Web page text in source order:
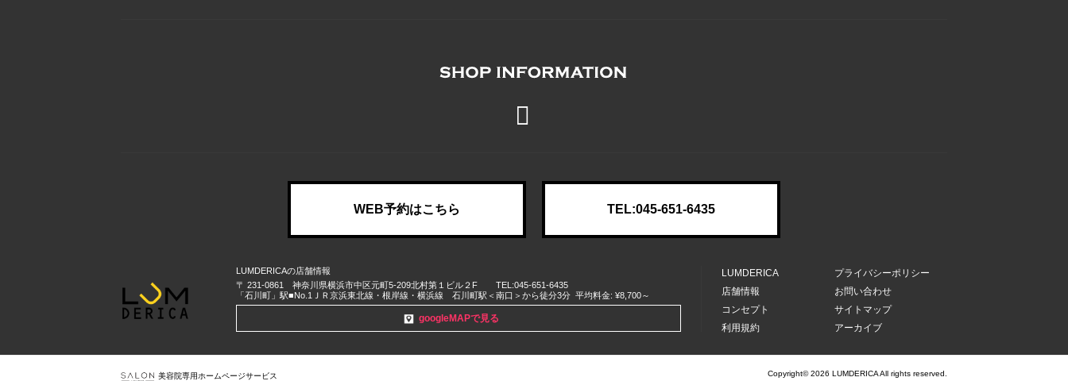
WEB予約はこちら TEL:045-651-6435
LUMDERICAの店舗情報
〒 231-0861 神奈川県横浜市中区元町5-209北村第１ビル２F
TEL:045-651-6435
「石川町」駅■No.1ＪＲ京浜東北線・根岸線・横浜線 石川町駅＜南口＞から徒分3分 平均料金: ¥8,700～
googleMAPで見る
LUMDERICA
店舗情報
コンセプト
利用規約
プライバシーポリシー
お問い合わせ
サイトマップ
アーカイブ
美容院専用ホームページサービス Copyright© 2026 LUMDERICA All rights reserved.